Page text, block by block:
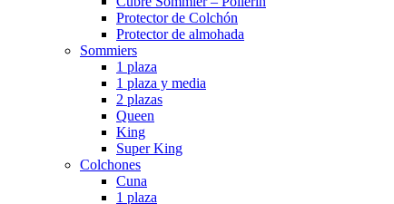
Protector de Colchón
Protector de almohada
Sommiers
1 plaza
1 plaza y media
2 plazas
Queen
King
Super King
Colchones
Cuna
1 plaza